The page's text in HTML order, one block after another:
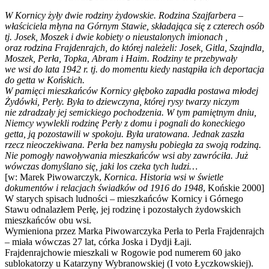
W Kornicy żyły dwie rodziny żydowskie. Rodzina Szajfarbera –
właściciela młyna na Górnym Stawie, składająca się z czterech osób
tj. Josek, Moszek i dwie kobiety o nieustalonych imionach ,
oraz rodzina Frajdenrajch, do której należeli: Josek, Gitla, Szajndla,
Moszek, Perła, Topka, Abram i Haim. Rodziny te przebywały
we wsi do lata 1942 r. tj. do momentu kiedy nastąpiła ich deportacja
do getta w Końskich.
W pamięci mieszkańców Kornicy głęboko zapadła postawa młodej
Żydówki, Perły. Była to dziewczyna, której rysy twarzy niczym
nie zdradzały jej semickiego pochodzenia. W tym pamiętnym dniu,
Niemcy wywlekli rodzinę Perły z domu i pognali do koneckiego
getta, ją pozostawili w spokoju. Była uratowana. Jednak zaszła
rzecz nieoczekiwana. Perła bez namysłu pobiegła za swoją rodziną.
Nie pomogły nawoływania mieszkańców wsi aby zawróciła. Już
wówczas domyślano się, jaki los czeka tych ludzi…
[w: Marek Piwowarczyk, Kornica. Historia wsi w świetle
dokumentów i relacjach świadków od 1916 do 1948, Końskie 2000]
W starych spisach ludności – mieszkańców Kornicy i Górnego
Stawu odnalazłem Perłę, jej rodzinę i pozostałych żydowskich
mieszkańców obu wsi.
Wymieniona przez Marka Piwowarczyka Perła to Perla Frajdenrajch
– miała wówczas 27 lat, córka Joska i Dydji Łaji.
Frajdenrajchowie mieszkali w Rogowie pod numerem 60 jako
sublokatorzy u Katarzyny Wybranowskiej (I voto Łyczkowskiej).